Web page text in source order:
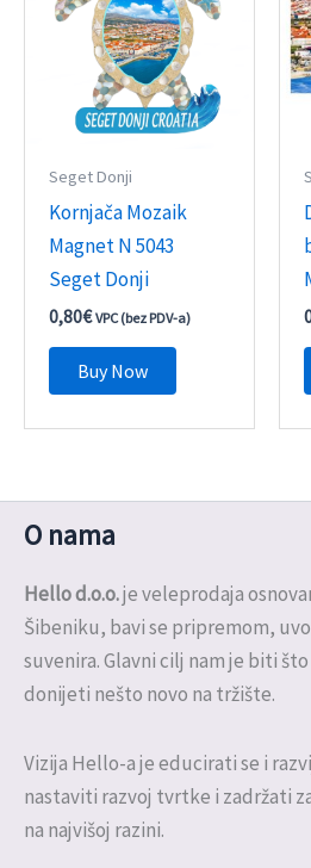
Seget Donji
Kornjača Mozaik
Magnet N 5043
Seget Donji
0,80€ VPC (bez PDV-a)
Buy Now
O nama
Hello d.o.o.je veleprodaja
Šibeniku, bavi se pripremom,
suvenira. Glavni cilj nam je biti
donijeti nešto novo na tržište.
Vizija Hello-a je educirati se i
nastaviti razvoj tvrtke i zadržati
na najvišoj razini.